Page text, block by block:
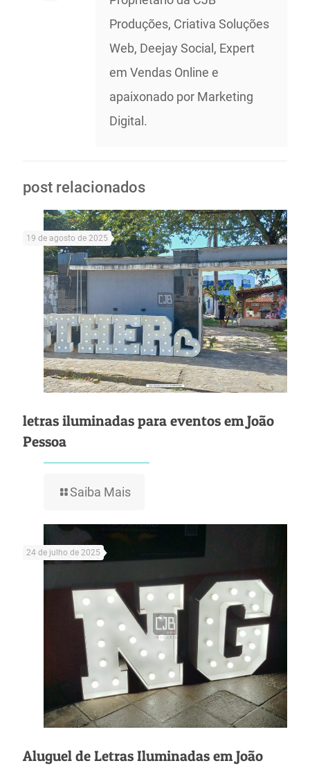
Produções, Criativa Soluções
Web, Deejay Social, Expert
em Vendas Online e
apaixonado por Marketing
Digital.
post relacionados
19 de agosto de 2025
letras iluminadas para eventos em João
Pessoa
Saiba Mais
24 de julho de 2025
Aluguel de Letras Iluminadas em João